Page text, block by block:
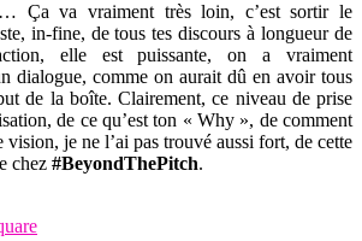
Ça va vraiment très loin, c’est sortir le
in-fine, de tous tes discours à longueur de
elle est puissante, on a vraiment
dialogue, comme on aurait dû en avoir tous
de la boîte. Clairement, ce niveau de prise
de ce qu’est ton « Why », de comment
je ne l’ai pas trouvé aussi fort, de cette
chez #BeyondThePitch.